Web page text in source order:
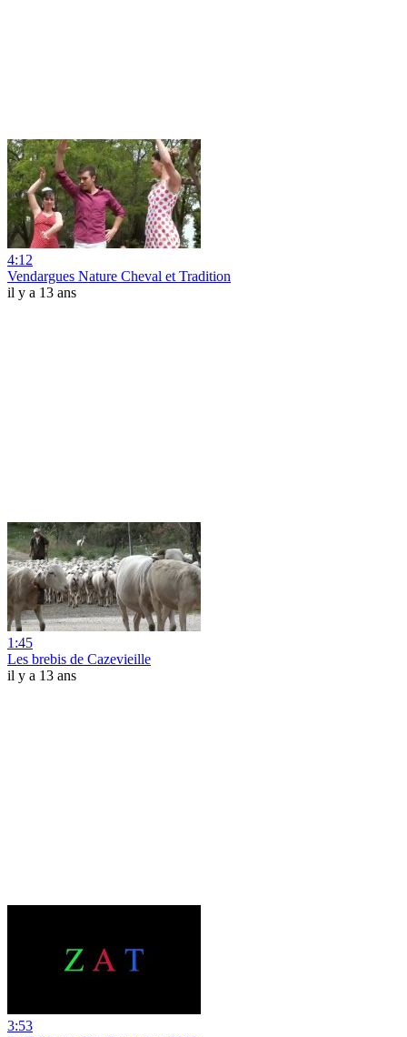
4:12
Vendargues Nature Cheval et Tradition
il y a 13 ans
1:45
Les brebis de Cazevieille
il y a 13 ans
3:53